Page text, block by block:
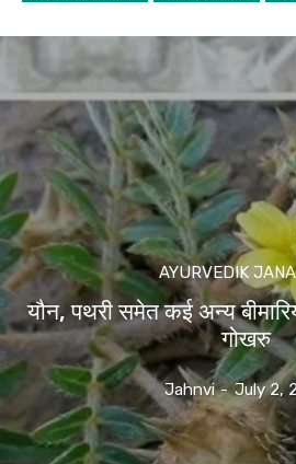
AYURVEDIK
यौन, पथरी समेत कई अन्य
गोखरु
Jahnvi - July 2,